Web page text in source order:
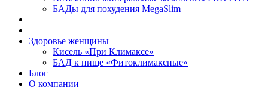
БАДы для похудения MegaSlim
Здоровье женщины
Кисель «При Климаксе»
БАД к пище «Фитоклимаксные»
Блог
О компании